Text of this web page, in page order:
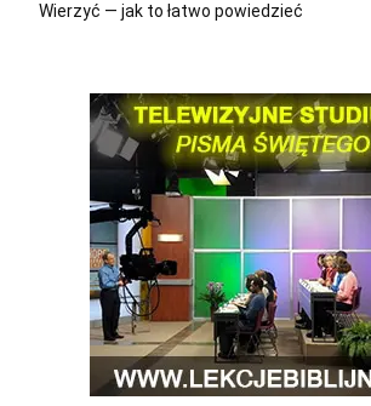
Wierzyć — jak to łatwo powiedzieć